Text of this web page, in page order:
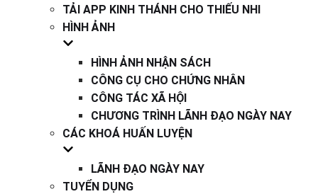
TẢI APP KINH THÁNH CHO THIẾU NHI
HÌNH ẢNH
HÌNH ẢNH NHẬN SÁCH
CÔNG CỤ CHO CHỨNG NHÂN
CÔNG TÁC XÃ HỘI
CHƯƠNG TRÌNH LÃNH ĐẠO NGÀY NAY
CÁC KHOÁ HUẤN LUYỆN
LÃNH ĐẠO NGÀY NAY
TUYỂN DỤNG